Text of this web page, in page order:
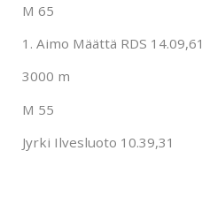
M 65
1. Aimo Määttä RDS 14.09,61
3000 m
M 55
Jyrki Ilvesluoto 10.39,31